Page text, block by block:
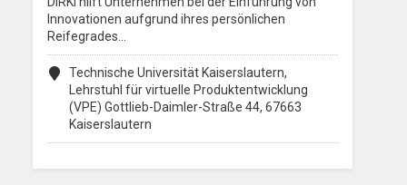
Innovationen aufgrund ihres persönlichen
Reifegrades…
Technische Universität Kaiserslautern,
Lehrstuhl für virtuelle Produktentwicklung
(VPE) Gottlieb-Daimler-Straße 44, 67663
Kaiserslautern